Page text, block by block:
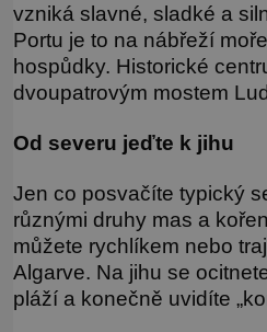
vzniká slavné, sladké a
Portu je to na nábřeží
hospůdky. Historické
dvoupatrovým mostem
Od severu jeďte k jihu
Jen co posvačíte typický
různými druhy mas a
můžete rychlíkem nebo
Algarve. Na jihu se
pláží a konečně uvidíte